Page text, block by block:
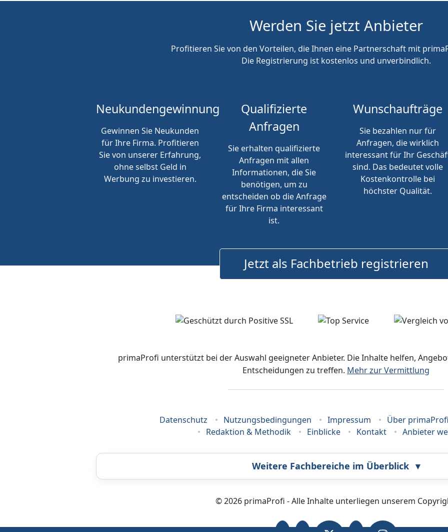
Werden Sie jetzt Anbieter
Profitieren Sie von den Vorteilen, die Ihnen eine Partnerschaft mit
Die Registrierung ist kostenlos und unverbindlich.
Neukundengewinnung
Gewinnen Sie Neukunden
für Ihre Firma. Profitieren
Sie von unserer Erfahrung,
ohne selbst Geld in
Werbung zu investieren.
Qualifizierte
Anfragen
Sie erhalten qualifizierte
Anfragen mit allen
Informationen, die Sie
benötigen, um zu
entscheiden ob die Anfrage
für Ihre Firma interessant
ist.
Wunschaufträge
Sie bezahlen nur für
Anfragen, die wirklich
interessant für Ihr
sind. Das bedeutet volle
Kostenkontrolle bei
höchster Qualität.
Jetzt als Fachbetrieb registrieren
primaProfi unterstützt bei der Auswahl geeigneter Anbieter. Die Inhalte helfen,
Entscheidungen zu treffen. Mehr zur Vermittlung
Datenschutz Nutzungsbedingungen Impressum Über primaProfi
Redaktion & Methodik
Einblicke Kontakt Anbieter
Weitere Fachbereiche im Überblick ▾
Bestatter Callcenter
Energieberatung Fahrzeugortung Fotografie
© 2026 primaProfi - Alle Inhalte unterliegen unserem